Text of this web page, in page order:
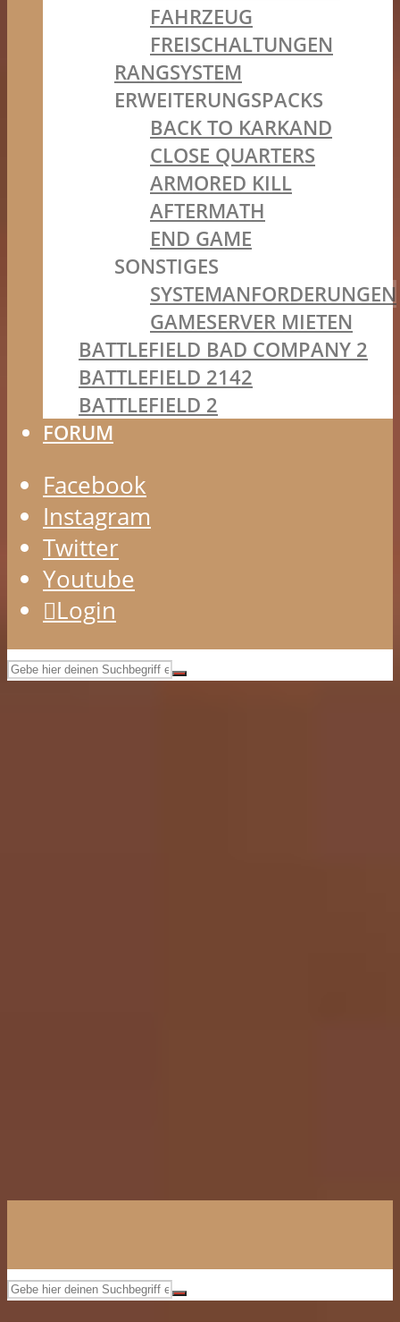
FAHRZEUG
FREISCHALTUNGEN
RANGSYSTEM
ERWEITERUNGSPACKS
BACK TO KARKAND
CLOSE QUARTERS
ARMORED KILL
AFTERMATH
END GAME
SONSTIGES
SYSTEMANFORDERUNGEN
GAMESERVER MIETEN
BATTLEFIELD BAD COMPANY 2
BATTLEFIELD 2142
BATTLEFIELD 2
FORUM
Facebook
Instagram
Twitter
Youtube
Login